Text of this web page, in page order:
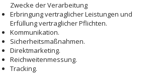
Zwecke der Verarbeitung
Erbringung vertraglicher Leistungen und
Erfüllung vertraglicher Pflichten.
Kommunikation.
Sicherheitsmaßnahmen.
Direktmarketing.
Reichweitenmessung.
Tracking.